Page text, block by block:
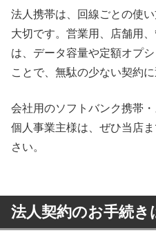
法人携帯は、回線ごとの使
大切です。営業用、店舗用
は、データ容量や定額オプ
ことで、無駄の少ない契約に
会社用のソフトバンク携帯
個人事業主様は、ぜひ当店
さい。
法人契約のお手続き